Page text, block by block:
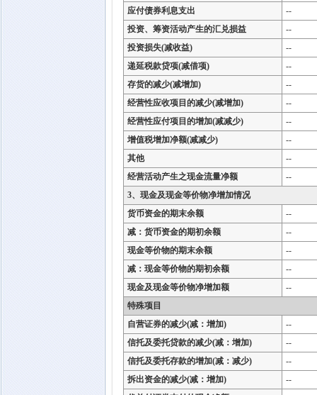
应付债券利息支出
--
投资、筹资活动产生的汇兑损益
--
投资损失(减收益)
--
递延税款贷项(减借项)
--
存货的减少(减增加)
--
经营性应收项目的减少(减增加)
--
经营性应付项目的增加(减减少)
--
增值税增加净额(减减少)
--
其他
--
经营活动产生之现金流量净额
--
3、现金及现金等价物净增加情况
货币资金的期末余额
--
减：货币资金的期初余额
--
现金等价物的期末余额
--
减：现金等价物的期初余额
--
现金及现金等价物净增加额
--
特殊项目
自营证券的减少(减：增加)
--
信托及委托贷款的减少(减：增加)
--
信托及委托存款的增加(减：减少)
--
拆出资金的减少(减：增加)
--